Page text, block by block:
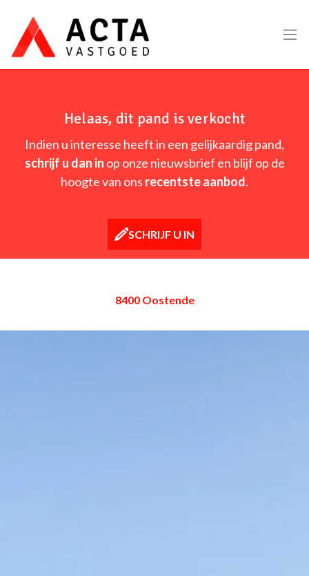
Helaas, dit pand is verkocht
Indien u interesse heeft in een gelijkaardig pand,
schrijf u dan in op onze nieuwsbrief en blijf op de
hoogte van ons recentste aanbod.
SCHRIJF U IN
8400 Oostende